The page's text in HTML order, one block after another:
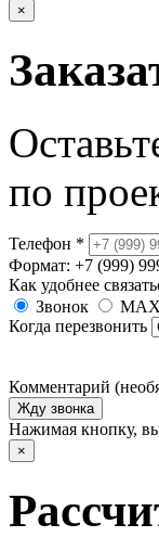
×
по
Телефон *
Формат: +7 (999)
Как удобнее
Звонок
MAX
Когда перезвонить
Комментарий
Жду звонка
Нажимая кнопку,
×